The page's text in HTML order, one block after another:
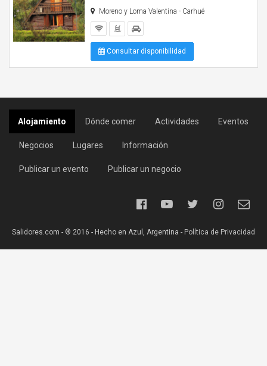
Moreno y Loma Valentina - Carhué
Consultar disponibilidad
Alojamiento Dónde comer Actividades Eventos
Negocios Lugares Información
Publicar un evento Publicar un negocio
Salidores.com - ® 2016 - Hecho en Azul, Argentina - Política de Privacidad